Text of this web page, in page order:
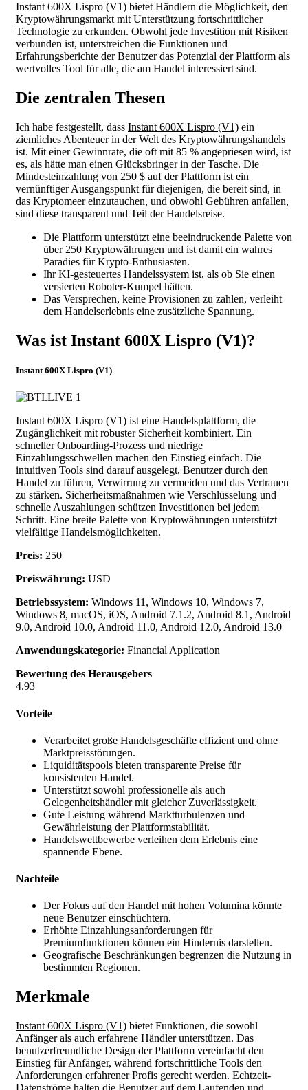
Instant 600X Lispro (V1) bietet Händlern die Möglichkeit, den
Kryptowährungsmarkt mit Unterstützung fortschrittlicher
Technologie zu erkunden. Obwohl jede Investition mit Risiken
verbunden ist, unterstreichen die Funktionen und
Erfahrungsberichte der Benutzer das Potenzial der Plattform als
wertvolles Tool für alle, die am Handel interessiert sind.
Die zentralen Thesen
Ich habe festgestellt, dass Instant 600X Lispro (V1) ein
ziemliches Abenteuer in der Welt des Kryptowährungshandels
ist. Mit einer Gewinnrate, die oft mit 85 % angepriesen wird, ist
es, als hätte man einen Glücksbringer in der Tasche. Die
Mindesteinzahlung von 250 $ auf der Plattform ist ein
vernünftiger Ausgangspunkt für diejenigen, die bereit sind, in
das Kryptomeer einzutauchen, und obwohl Gebühren anfallen,
sind diese transparent und Teil der Handelsreise.
Die Plattform unterstützt eine beeindruckende Palette von
über 250 Kryptowährungen und ist damit ein wahres
Paradies für Krypto-Enthusiasten.
Ihr KI-gesteuertes Handelssystem ist, als ob Sie einen
versierten Roboter-Kumpel hätten.
Das Versprechen, keine Provisionen zu zahlen, verleiht
dem Handelserlebnis eine zusätzliche Spannung.
Was ist Instant 600X Lispro (V1)?
Instant 600X Lispro (V1)
Instant 600X Lispro (V1) ist eine Handelsplattform, die
Zugänglichkeit mit robuster Sicherheit kombiniert. Ein
schneller Onboarding-Prozess und niedrige
Einzahlungsschwellen machen den Einstieg einfach. Die
intuitiven Tools sind darauf ausgelegt, Benutzer durch den
Handel zu führen, Verwirrung zu vermeiden und das Vertrauen
zu stärken. Sicherheitsmaßnahmen wie Verschlüsselung und
schnelle Auszahlungen schützen Investitionen bei jedem
Schritt. Eine breite Palette von Kryptowährungen unterstützt
vielfältige Handelsmöglichkeiten.
Preis: 250
Preiswährung: USD
Betriebssystem: Windows 11, Windows 10, Windows 7,
Windows 8, macOS, iOS, Android 7.1.2, Android 8.1, Android
9.0, Android 10.0, Android 11.0, Android 12.0, Android 13.0
Anwendungskategorie: Financial Application
Bewertung des Herausgebers
4.93
Vorteile
Verarbeitet große Handelsgeschäfte effizient und ohne
Marktpreisstörungen.
Liquiditätspools bieten transparente Preise für
konsistenten Handel.
Unterstützt sowohl professionelle als auch
Gelegenheitshändler mit gleicher Zuverlässigkeit.
Gute Leistung während Marktturbulenzen und
Gewährleistung der Plattformstabilität.
Handelswettbewerbe verleihen dem Erlebnis eine
spannende Ebene.
Nachteile
Der Fokus auf den Handel mit hohen Volumina könnte
neue Benutzer einschüchtern.
Erhöhte Einzahlungsanforderungen für
Premiumfunktionen können ein Hindernis darstellen.
Geografische Beschränkungen begrenzen die Nutzung in
bestimmten Regionen.
Merkmale
Instant 600X Lispro (V1) bietet Funktionen, die sowohl
Anfänger als auch erfahrene Händler unterstützen. Das
benutzerfreundliche Design der Plattform vereinfacht den
Einstieg für Anfänger, während fortschrittliche Tools den
Anforderungen erfahrener Profis gerecht werden. Echtzeit-